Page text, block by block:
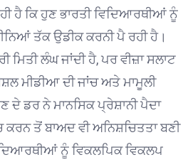
ਹੈ ਕਿ ਹੁਣ ਭਾਰਤੀ ਵਿਦਿਆਰਥੀਆਂ ਨੂੰ
ਤੱਕ ਉਡੀਕ ਕਰਨੀ ਪੈ ਰਹੀ ਹੈ।
ਮਿਤੀ ਲੰਘ ਜਾਂਦੀ ਹੈ, ਪਰ ਵੀਜ਼ਾ ਸਲਾਟ
ਮੀਡੀਆ ਦੀ ਜਾਂਚ ਅਤੇ ਮਾਮੂਲੀ
ਦੇ ਡਰ ਨੇ ਮਾਨਸਿਕ ਪ੍ਰੇਸ਼ਾਨੀ ਪੈਦਾ
ਕਰਨ ਤੋਂ ਬਾਅਦ ਵੀ ਅਨਿਸ਼ਚਿਤਤਾ ਬਣੀ
ਨੂੰ ਵਿਕਲਪਿਕ ਵਿਕਲਪ